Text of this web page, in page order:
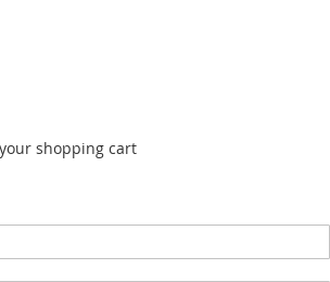
shopping cart